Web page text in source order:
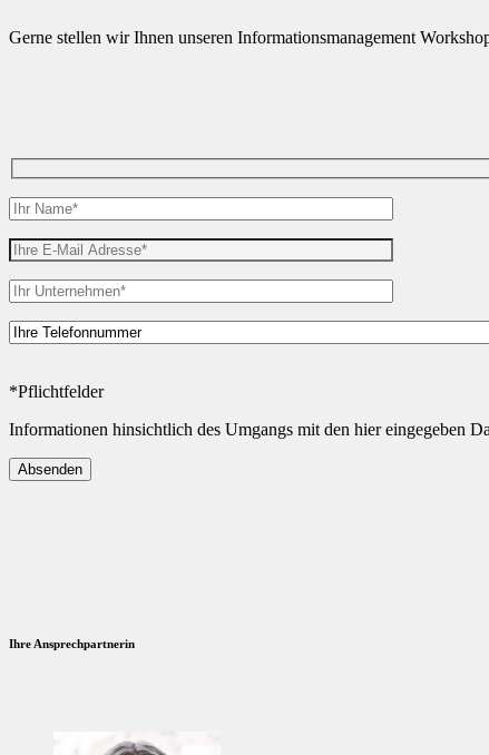
Gerne stellen wir Ihnen unseren Informationsmanagement
*Pflichtfelder
Informationen hinsichtlich des Umgangs mit den hier eingegeben
Ihre Ansprechpartnerin